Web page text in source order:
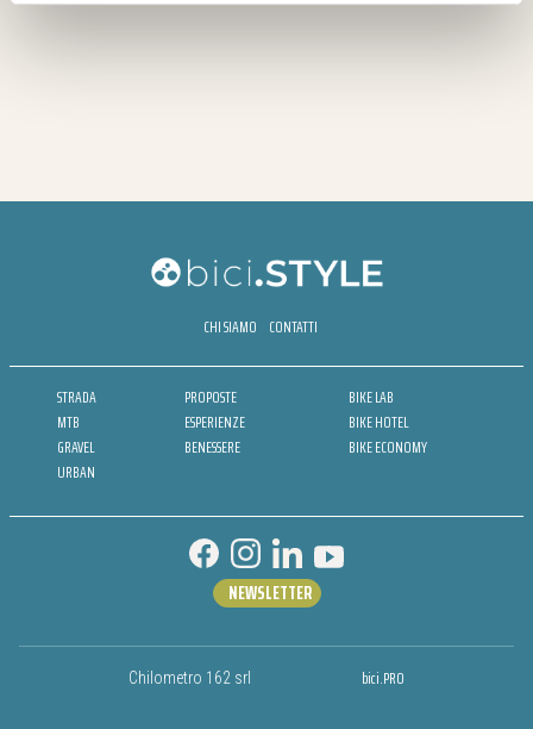
CHI SIAMO CONTATTI
STRADA
MTB
GRAVEL
URBAN
PROPOSTE
ESPERIENZE
BENESSERE
BIKE LAB
BIKE HOTEL
BIKE ECONOMY
Chilometro 162 srl bici.PRO
NEWSLETTER